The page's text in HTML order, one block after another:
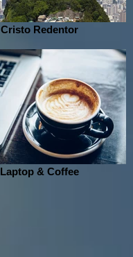
Cristo Redentor
Laptop & Coffee